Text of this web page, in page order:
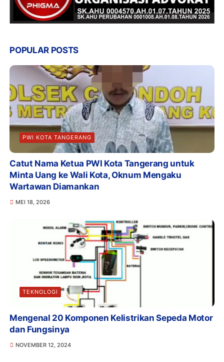
POPULAR POSTS
PWI KOTA TANGERANG
Catut Nama Ketua PWI Kota Tangerang untuk
Minta Uang ke Wali Kota, Oknum Mengaku
Wartawan Diamankan
MEI 18, 2026
TEKNOLOGI
Mengenal 20 Komponen Kelistrikan Sepeda Motor
dan Fungsinya
NOVEMBER 12, 2024